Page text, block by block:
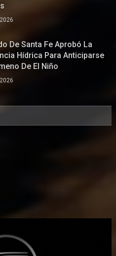
De Santa Fe Aprobó La
Hídrica Para Anticiparse
De El Niño